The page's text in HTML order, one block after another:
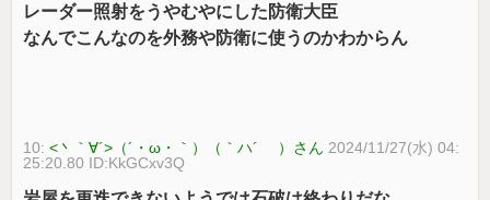
レーダー照射をうやむやにした防衛大臣
なんでこんなのを外務や防衛に使うのかわからん
10:<丶｀∀´>（´・ω・｀）（｀ハ´ ）さん 2024/11/27(水) 04:
25:20.80 ID:KkGCxv3Q